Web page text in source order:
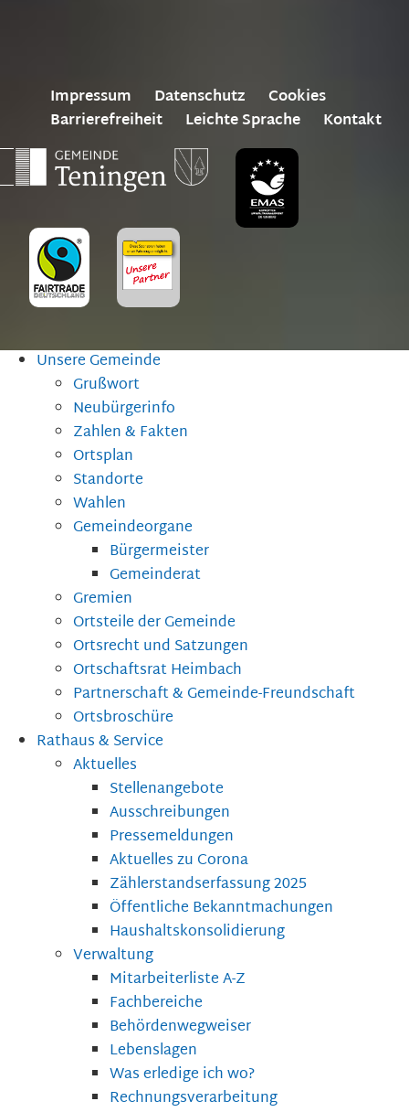
Impressum Datenschutz
Cookies
Barrierefreiheit
Leichte Sprache Kontakt
Unsere Gemeinde
Grußwort
Neubürgerinfo
Zahlen & Fakten
Ortsplan
Standorte
Wahlen
Gemeindeorgane
Bürgermeister
Gemeinderat
Gremien
Ortsteile der Gemeinde
Ortsrecht und Satzungen
Ortschaftsrat Heimbach
Partnerschaft & Gemeinde-Freundschaft
Ortsbroschüre
Rathaus & Service
Aktuelles
Stellenangebote
Ausschreibungen
Pressemeldungen
Aktuelles zu Corona
Zählerstandserfassung 2025
Öffentliche Bekanntmachungen
Haushaltskonsolidierung
Verwaltung
Mitarbeiterliste A-Z
Fachbereiche
Behördenwegweiser
Lebenslagen
Was erledige ich wo?
Rechnungsverarbeitung